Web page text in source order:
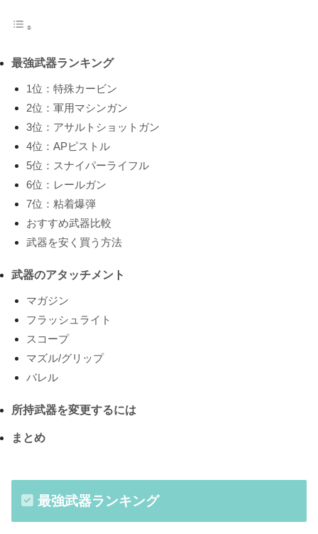
最強武器ランキング
1位：特殊カービン
2位：軍用マシンガン
3位：アサルトショットガン
4位：APピストル
5位：スナイパーライフル
6位：レールガン
7位：粘着爆弾
おすすめ武器比較
武器を安く買う方法
武器のアタッチメント
マガジン
フラッシュライト
スコープ
マズル/グリップ
バレル
所持武器を変更するには
まとめ
最強武器ランキング